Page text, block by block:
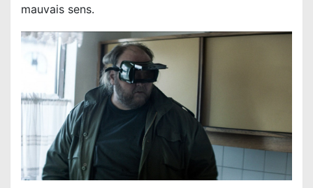
mauvais sens.